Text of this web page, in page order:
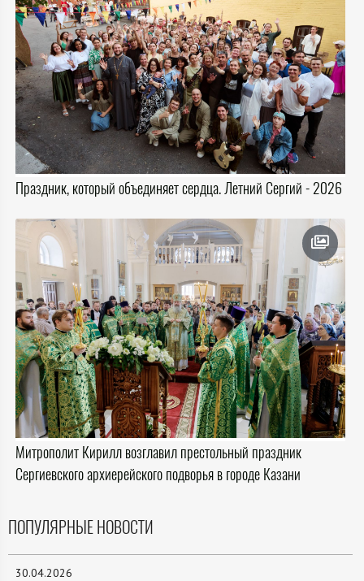
Праздник, который объединяет сердца. Летний Сергий - 2026
Митрополит Кирилл возглавил престольный праздник
Сергиевского архиерейского подворья в городе Казани
ПОПУЛЯРНЫЕ НОВОСТИ
30.04.2026